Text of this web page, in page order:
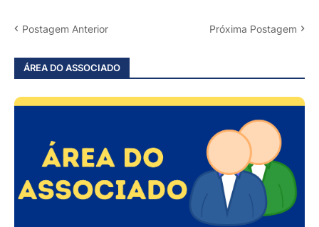
Postagem Anterior Próxima Postagem
ÁREA DO ASSOCIADO